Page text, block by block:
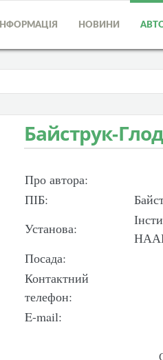
ІНФОРМАЦІЯ НОВИНИ
Байструк-
Про автора:
ПІБ:
Установа:
Посада:
Контактний
телефон:
E-mail: